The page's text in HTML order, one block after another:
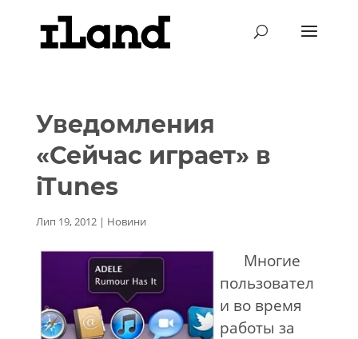
Уведомления
«Сейчас играет» в
iTunes
Лип 19, 2012| Новини
Многие
пользовател
и во время
работы за